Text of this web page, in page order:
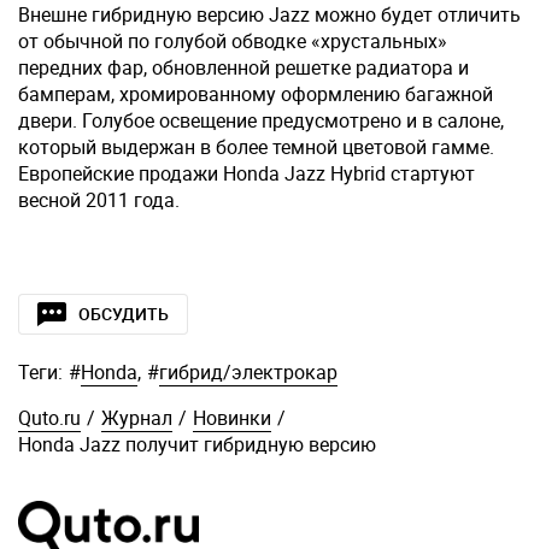
Внешне гибридную версию Jazz можно будет отличить
от обычной по голубой обводке «хрустальных»
передних фар, обновленной решетке радиатора и
бамперам, хромированному оформлению багажной
двери. Голубое освещение предусмотрено и в салоне,
который выдержан в более темной цветовой гамме.
Европейские продажи Honda Jazz Hybrid стартуют
весной 2011 года.
ОБСУДИТЬ
Теги: #Honda, #гибрид/электрокар
Quto.ru / Журнал / Новинки /
Honda Jazz получит гибридную версию